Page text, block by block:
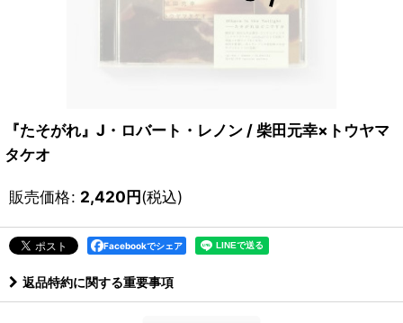
『たそがれ』J・ロバート・レノン / 柴田元幸×トウヤマ
タケオ
販売価格: 2,420円(税込)
Facebookでシェア
返品特約に関する重要事項